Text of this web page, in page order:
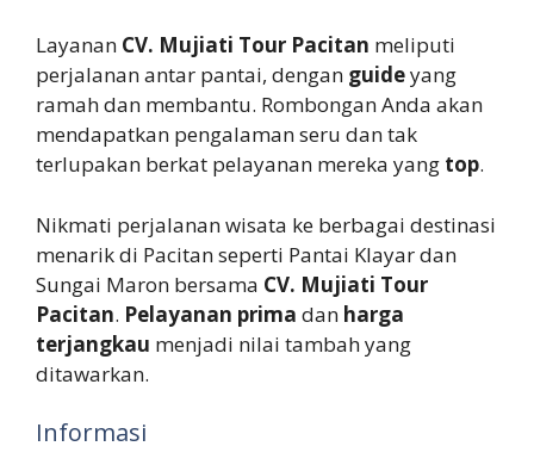
Layanan CV. Mujiati Tour Pacitan meliputi
perjalanan antar pantai, dengan guideyang
ramah dan membantu. Rombongan Anda akan
mendapatkan pengalaman seru dan tak
terlupakan berkat pelayanan mereka yang top.
Nikmati perjalanan wisata ke berbagai destinasi
menarik di Pacitan seperti Pantai Klayar dan
Sungai Maron bersama CV. Mujiati Tour
Pacitan. Pelayanan prima dan harga
terjangkau menjadi nilai tambah yang
ditawarkan.
Informasi